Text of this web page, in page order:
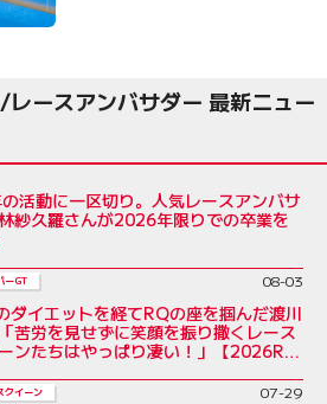
ースアンバサダー 最新ニュー
活動に一区切り。人気レースアンバサ
紗久羅さんが2026年限りでの卒業を
ーGT 08-03
ダイエットを経てRQの座を掴んだ渡川
苦労を見せずに笑顔を振り撒くレース
ンたちはやっぱり凄い！」【2026RQ
クイーン 07-29